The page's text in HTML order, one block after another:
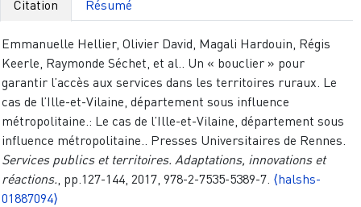
Citation Résumé
Emmanuelle Hellier, Olivier David, Magali Hardouin, Régis
Keerle, Raymonde Séchet, et al.. Un « bouclier » pour
garantir l’accès aux services dans les territoires ruraux. Le
cas de l’Ille-et-Vilaine, département sous influence
métropolitaine.: Le cas de l’Ille-et-Vilaine, département sous
influence métropolitaine.. Presses Universitaires de Rennes.
Services publics et territoires. Adaptations, innovations et
réactions., pp.127-144, 2017, 978-2-7535-5389-7. ⟨halshs-
01887094⟩